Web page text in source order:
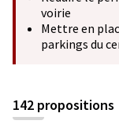
voirie
Mettre en
parkings du
142 propositions